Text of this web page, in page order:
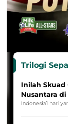
Trilogi
Inilah
Nusantara
Indonesia1 hari